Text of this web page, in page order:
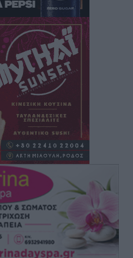
από επαγγελματικό
και BXGP για Ευρώπη
εισιτήρια διαρκείας
Καρτσαμάρη
ομάδα με εμπειρία,
μεθόδους»